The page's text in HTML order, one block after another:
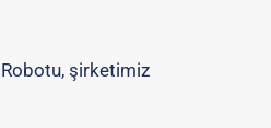
şirketimiz